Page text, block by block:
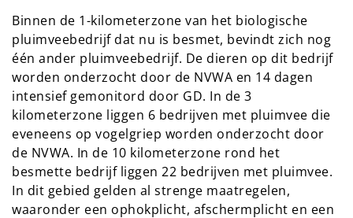
Binnen de 1-kilometerzone van het biologische
pluimveebedrijf dat nu is besmet, bevindt zich nog
één ander pluimveebedrijf. De dieren op dit bedrijf
worden onderzocht door de NVWA en 14 dagen
intensief gemonitord door GD. In de 3
kilometerzone liggen 6 bedrijven met pluimvee die
eveneens op vogelgriep worden onderzocht door
de NVWA. In de 10 kilometerzone rond het
besmette bedrijf liggen 22 bedrijven met pluimvee.
In dit gebied gelden al strenge maatregelen,
waaronder een ophokplicht, afschermplicht en een